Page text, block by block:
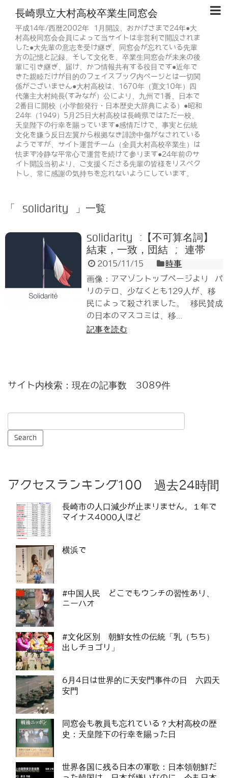
長崎県立大村高校卒業生同窓会
平成14年/西暦2002年 1月開設、おかげさまで24年●大
村高校同窓会会員によって当サイトは非営利で開設されま
した●大先輩の意志を受け継ぎ、同窓会が忘れている先輩
方の記憶と記録、そして文化を、卒業生同窓会が未来の後
輩に引き継ぎ、届け、かつ情報共有する役目です●近年で
きた親睦だけが目的のフェイスブック内ページとは一切関
係がございません●大村高校は、1670年（寛文10年）四
代藩主大村純長(すみなが）公により、九州で1番、日本で
2番目に開校（小学館発行・日本歴史大辞典による）●昭和
24年（1949）5月25日大村高校は長崎県ではただ一校、
天皇陛下の行幸を賜っています●感情だけで、事実と伝統
文化を嫌う反日左翼から根拠なき誹謗中傷がなされている
ようですが、サイト運営チーム（全員大村高校卒業生）は
怯まず冷静な平常心で運営を続けて参ります●24年前のサ
イト開設当初より、ご支援くださる先輩の皆様をリスペク
トし、常に感謝の気持ちを忘れないようにしています。
「 solidarity 」一覧
solidarity :【不可算名詞】
結束，一致，団結 ; 連帯
2015/11/15
時事
画像：アマゾントップページより パ
リのテロ、少なくとも129人が、移
民によって殺されました。 移民賛成
の日本のマスコミは、移...
記事を読む
サイト内検索：現在の記事数 3089件
アクセスランキング100 過去24時間
長崎市の人口減少が止まりません。１年で
マイナス4000人ほど
横浜で
#中国人民 どこでもウンチの習性あり、
ニーハオ
#文化区別 朝鮮女性の伝統「乳（ちち）
出しチョゴリ」
6月4日は世界的に天安門事件の日 六四天
安門
同窓会も教員も忘れている？大村高校の歴
史：天皇陛下の行幸を賜った日
世界各国に残る日本の軍歌：日本領朝鮮だ